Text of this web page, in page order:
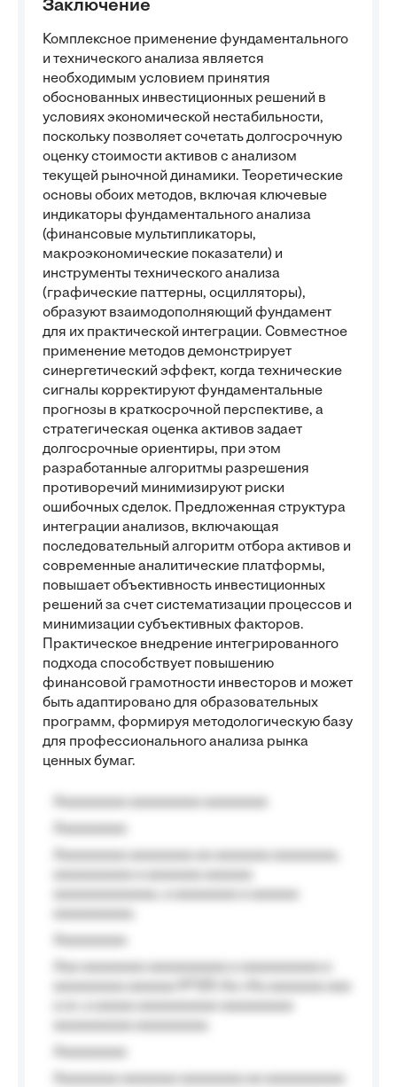
Заключение
Комплексное применение фундаментального
и технического анализа является
необходимым условием принятия
обоснованных инвестиционных решений в
условиях экономической нестабильности,
поскольку позволяет сочетать долгосрочную
оценку стоимости активов с анализом
текущей рыночной динамики. Теоретические
основы обоих методов, включая ключевые
индикаторы фундаментального анализа
(финансовые мультипликаторы,
макроэкономические показатели) и
инструменты технического анализа
(графические паттерны, осцилляторы),
образуют взаимодополняющий фундамент
для их практической интеграции. Совместное
применение методов демонстрирует
синергетический эффект, когда технические
сигналы корректируют фундаментальные
прогнозы в краткосрочной перспективе, а
стратегическая оценка активов задает
долгосрочные ориентиры, при этом
разработанные алгоритмы разрешения
противоречий минимизируют риски
ошибочных сделок. Предложенная структура
интеграции анализов, включающая
последовательный алгоритм отбора активов и
современные аналитические платформы,
повышает объективность инвестиционных
решений за счет систематизации процессов и
минимизации субъективных факторов.
Практическое внедрение интегрированного
подхода способствует повышению
финансовой грамотности инвесторов и может
быть адаптировано для образовательных
программ, формируя методологическую базу
для профессионального анализа рынка
ценных бумаг.